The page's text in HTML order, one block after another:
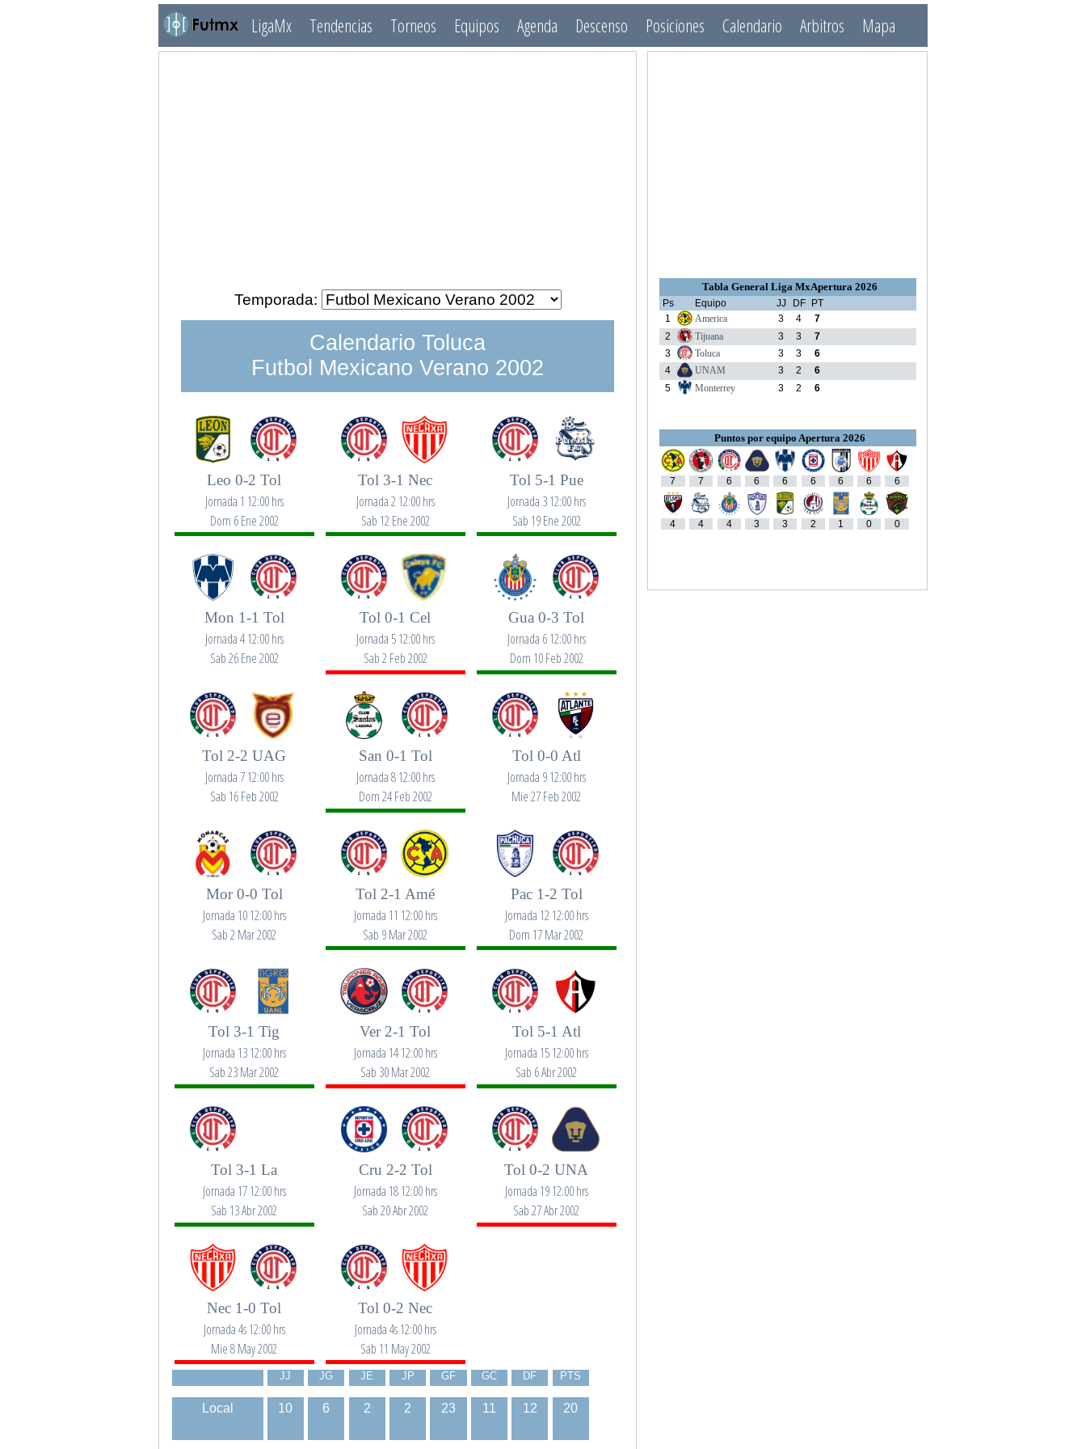
LigaMx Tendencias Torneos Equipos Agenda Descenso Posiciones Calendario Arbitros Mapa
Temporada:
Calendario Toluca
Futbol Mexicano Verano 2002
Leo 0-2 Tol
Jornada 1 12:00 hrs
Dom 6 Ene 2002
Tol 3-1 Nec
Jornada 2 12:00 hrs
Sab 12 Ene 2002
Tol 5-1 Pue
Jornada 3 12:00 hrs
Sab 19 Ene 2002
Mon 1-1 Tol
Jornada 4 12:00 hrs
Sab 26 Ene 2002
Tol 0-1 Cel
Jornada 5 12:00 hrs
Sab 2 Feb 2002
Gua 0-3 Tol
Jornada 6 12:00 hrs
Dom 10 Feb 2002
Tol 2-2 UAG
Jornada 7 12:00 hrs
Sab 16 Feb 2002
San 0-1 Tol
Jornada 8 12:00 hrs
Dom 24 Feb 2002
Tol 0-0 Atl
Jornada 9 12:00 hrs
Mie 27 Feb 2002
Mor 0-0 Tol
Jornada 10 12:00 hrs
Sab 2 Mar 2002
Tol 2-1 Amé
Jornada 11 12:00 hrs
Sab 9 Mar 2002
Pac 1-2 Tol
Jornada 12 12:00 hrs
Dom 17 Mar 2002
Tol 3-1 Tig
Jornada 13 12:00 hrs
Sab 23 Mar 2002
Ver 2-1 Tol
Jornada 14 12:00 hrs
Sab 30 Mar 2002
Tol 5-1 Atl
Jornada 15 12:00 hrs
Sab 6 Abr 2002
Tol 3-1 La
Jornada 17 12:00 hrs
Sab 13 Abr 2002
Cru 2-2 Tol
Jornada 18 12:00 hrs
Sab 20 Abr 2002
Tol 0-2 UNA
Jornada 19 12:00 hrs
Sab 27 Abr 2002
Nec 1-0 Tol
Jornada 4s 12:00 hrs
Mie 8 May 2002
Tol 0-2 Nec
Jornada 4s 12:00 hrs
Sab 11 May 2002
JJ JG JE JP GF GC DF PTS
Local 10 6 2 2 23 11 12 20
Tabla General Liga MxApertura 2026
Ps Equipo JJ DF PT
1
America 3 4
7
2
Tijuana 3 3
7
3
Toluca 3 3
6
4
UNAM 3 2
6
5
Monterrey 3 2 6
Puntos por equipo Apertura 2026
7 7 6 6 6 6 6 6 6
4 4 4 3 3 2 1 0 0